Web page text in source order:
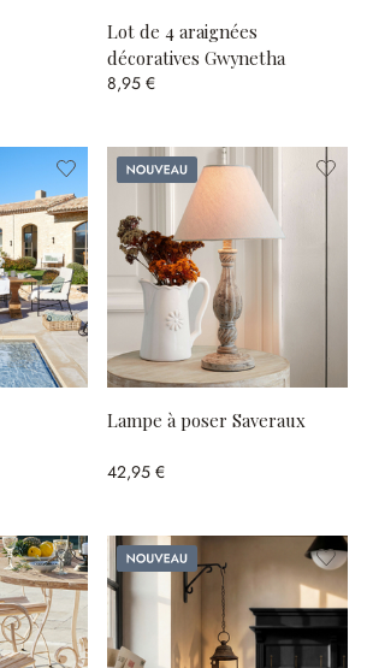
Lot de 4 araignées
décoratives Gwynetha
8,95 €
Nouveau
Lampe à poser Saveraux
42,95 €
Nouveau